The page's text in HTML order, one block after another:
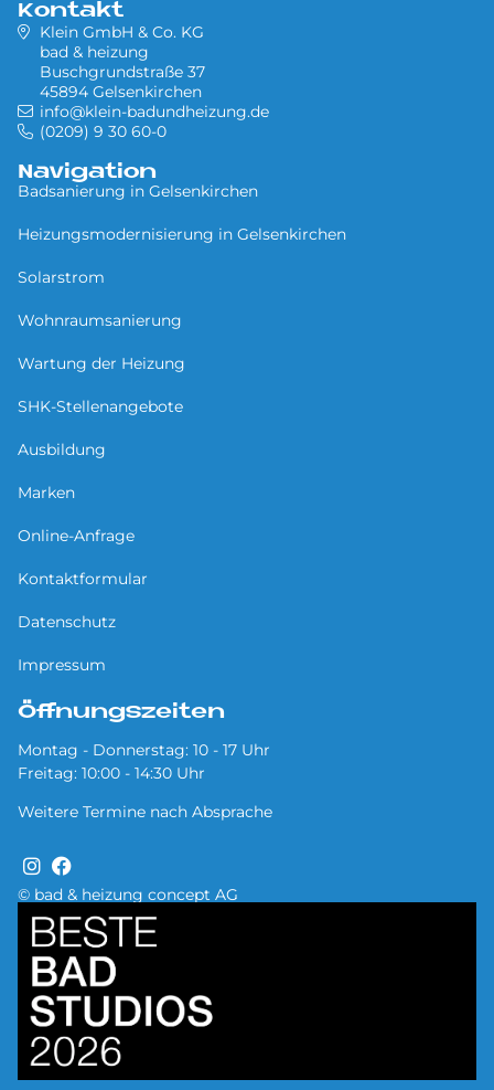
© bad & heizung concept AG
Kontakt
Klein GmbH & Co. KG
bad & heizung
Buschgrundstraße 37
45894 Gelsenkirchen
info@klein-badundheizung.de
(0209) 9 30 60-0
Navigation
Badsanierung in Gel­sen­kir­chen
Heizungsmodernisierung in Gel­sen­kir­chen
Solarstrom
Wohnraumsanierung
Wartung der Heizung
SHK-Stellenangebote
Ausbildung
Marken
Online-Anfrage
Kontaktformular
Datenschutz
Impressum
Öffnungszeiten
Montag - Donnerstag: 10 - 17 Uhr
Freitag: 10:00 - 14:30 Uhr
Weitere Termine nach Absprache